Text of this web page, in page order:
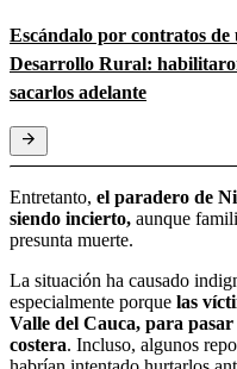
Escándalo por contratos
Desarrollo Rural:
sacarlos adelante
Entretanto, el paradero de
siendo incierto, aunque
presunta muerte.
La situación ha causado
especialmente porque las
Valle del Cauca, para pasar
costera. Incluso, algunos